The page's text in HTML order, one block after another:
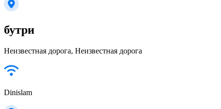
бутри
Неизвестная дорога, Неизвестная дорога
Dinislam